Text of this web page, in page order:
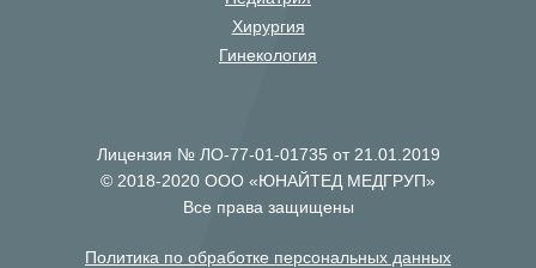
Хирургия
Гинекология
Лицензия № ЛО-77-01-01735 от 21.01.2019
© 2018-2020 ООО «ЮНАЙТЕД МЕДГРУП»
Все права защищены
Политика по обработке персональных данных